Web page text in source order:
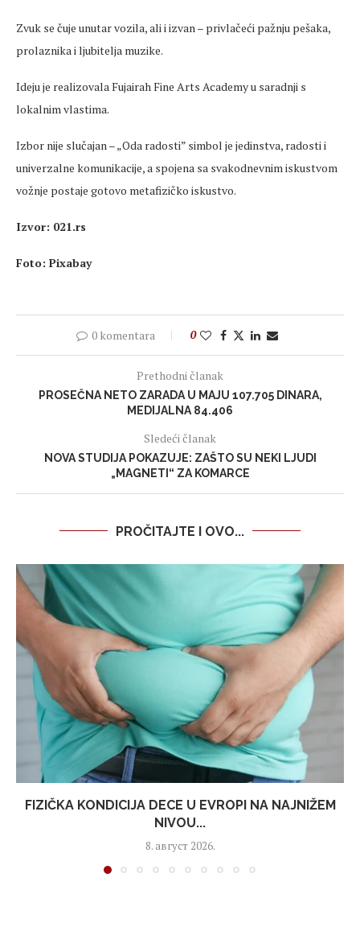
Zvuk se čuje unutar vozila, ali i izvan – privlačeći pažnju pešaka,
prolaznika i ljubitelja muzike.
Ideju je realizovala Fujairah Fine Arts Academy u saradnji s
lokalnim vlastima.
Izbor nije slučajan – „Oda radosti” simbol je jedinstva, radosti i
univerzalne komunikacije, a spojena sa svakodnevnim iskustvom
vožnje postaje gotovo metafizičko iskustvo.
Izvor: 021.rs
Foto: Pixabay
0 komentara 0
Prethodni članak
PROSEČNA NETO ZARADA U MAJU 107.705 DINARA,
MEDIJALNA 84.406
Sledeći članak
NOVA STUDIJA POKAZUJE: ZAŠTO SU NEKI LJUDI
„MAGNETI“ ZA KOMARCE
PROČITAJTE I OVO...
FIZIČKA KONDICIJA DECE U EVROPI NA NAJNIŽEM
NIVOU...
8. август 2026.